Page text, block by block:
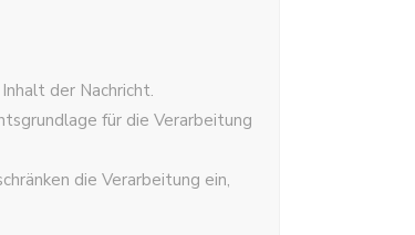
der Nachricht.
für die Verarbeitung
die Verarbeitung ein,